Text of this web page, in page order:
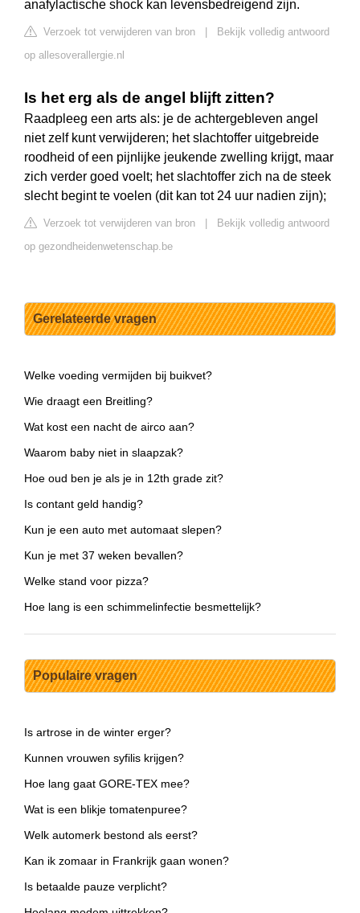
anafylactische shock kan levensbedreigend zijn.
Verzoek tot verwijderen van bron
Bekijk volledig antwoord
op allesoverallergie.nl
Is het erg als de angel blijft zitten?
Raadpleeg een arts als: je de achtergebleven angel
niet zelf kunt verwijderen; het slachtoffer uitgebreide
roodheid of een pijnlijke jeukende zwelling krijgt, maar
zich verder goed voelt; het slachtoffer zich na de steek
slecht begint te voelen (dit kan tot 24 uur nadien zijn);
Verzoek tot verwijderen van bron
Bekijk volledig antwoord
op gezondheidenwetenschap.be
Gerelateerde vragen
Welke voeding vermijden bij buikvet?
Wie draagt een Breitling?
Wat kost een nacht de airco aan?
Waarom baby niet in slaapzak?
Hoe oud ben je als je in 12th grade zit?
Is contant geld handig?
Kun je een auto met automaat slepen?
Kun je met 37 weken bevallen?
Welke stand voor pizza?
Hoe lang is een schimmelinfectie besmettelijk?
Populaire vragen
Is artrose in de winter erger?
Kunnen vrouwen syfilis krijgen?
Hoe lang gaat GORE-TEX mee?
Wat is een blikje tomatenpuree?
Welk automerk bestond als eerst?
Kan ik zomaar in Frankrijk gaan wonen?
Is betaalde pauze verplicht?